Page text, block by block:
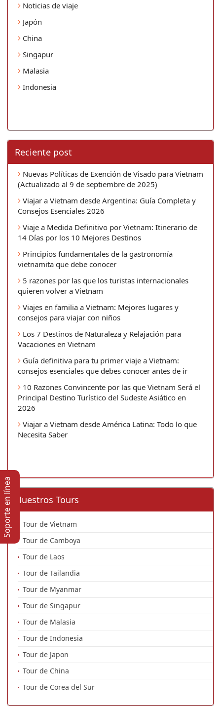
Noticias de viaje
Japón
China
Singapur
Malasia
Indonesia
Reciente post
Nuevas Políticas de Exención de Visado para Vietnam
(Actualizado al 9 de septiembre de 2025)
Viajar a Vietnam desde Argentina: Guía Completa y
Consejos Esenciales 2026
Viaje a Medida Definitivo por Vietnam: Itinerario de
14 Días por los 10 Mejores Destinos
Principios fundamentales de la gastronomía
vietnamita que debe conocer
5 razones por las que los turistas internacionales
quieren volver a Vietnam
Viajes en familia a Vietnam: Mejores lugares y
consejos para viajar con niños
Los 7 Destinos de Naturaleza y Relajación para
Vacaciones en Vietnam
Guía definitiva para tu primer viaje a Vietnam:
consejos esenciales que debes conocer antes de ir
10 Razones Convincente por las que Vietnam Será el
Principal Destino Turístico del Sudeste Asiático en
2026
Viajar a Vietnam desde América Latina: Todo lo que
Necesita Saber
Nuestros Tours
Tour de Vietnam
Tour de Camboya
Tour de Laos
Tour de Tailandia
Tour de Myanmar
Tour de Singapur
Tour de Malasia
Tour de Indonesia
Tour de Japon
Tour de China
Tour de Corea del Sur
Soporte en lí­nea